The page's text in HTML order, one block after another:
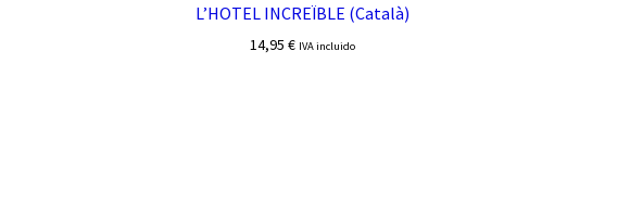
L’HOTEL INCREÏBLE (Català)
14,95 € IVA incluido